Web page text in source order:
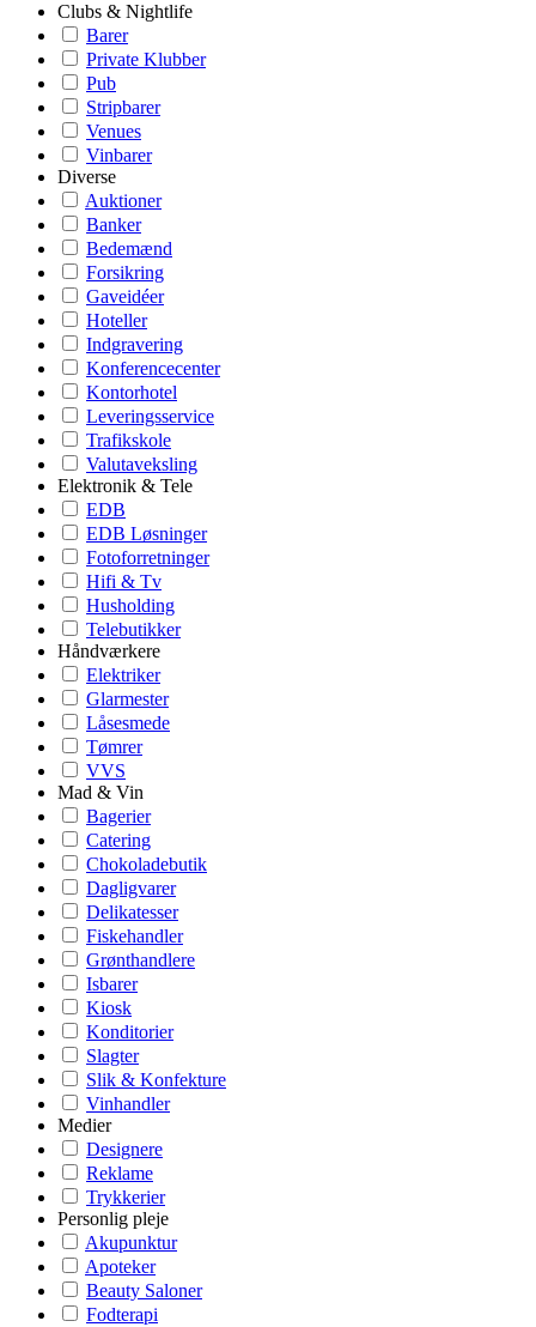
Clubs & Nightlife
Barer
Private Klubber
Pub
Stripbarer
Venues
Vinbarer
Diverse
Auktioner
Banker
Bedemænd
Forsikring
Gaveidéer
Hoteller
Indgravering
Konferencecenter
Kontorhotel
Leveringsservice
Trafikskole
Valutaveksling
Elektronik & Tele
EDB
EDB Løsninger
Fotoforretninger
Hifi & Tv
Husholding
Telebutikker
Håndværkere
Elektriker
Glarmester
Låsesmede
Tømrer
VVS
Mad & Vin
Bagerier
Catering
Chokoladebutik
Dagligvarer
Delikatesser
Fiskehandler
Grønthandlere
Isbarer
Kiosk
Konditorier
Slagter
Slik & Konfekture
Vinhandler
Medier
Designere
Reklame
Trykkerier
Personlig pleje
Akupunktur
Apoteker
Beauty Saloner
Fodterapi